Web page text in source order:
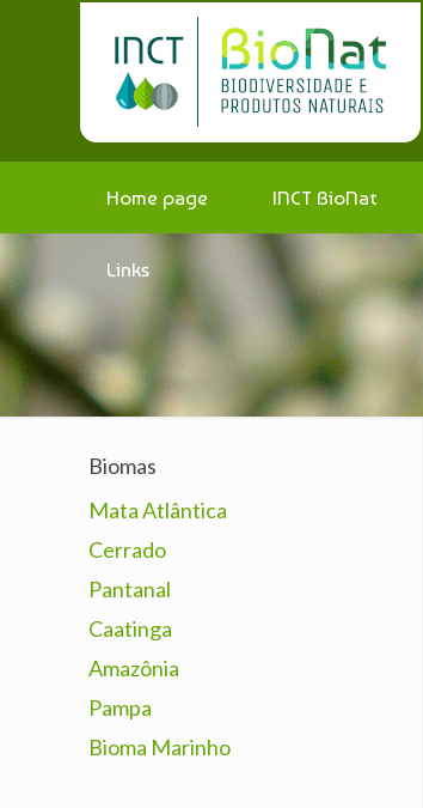
Home page INCT BioNat
Links
Biomas
Mata Atlântica
Cerrado
Pantanal
Caatinga
Amazônia
Pampa
Bioma Marinho